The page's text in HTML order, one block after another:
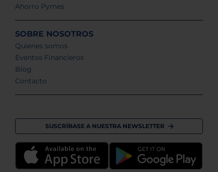
Ahorro Pymes
SOBRE NOSOTROS
Quienes somos
Eventos Financieros
Blog
Contacto
SUSCRÍBASE A NUESTRA NEWSLETTER